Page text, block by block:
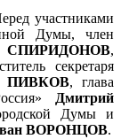
участниками
Думы, член
СПИРИДОНОВ,
секретаря
ПИВКОВ, глава
Дмитрий
Думы и
ВОРОНЦОВ.